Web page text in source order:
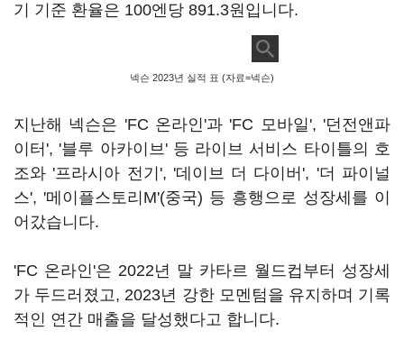
기 기준 환율은 100엔당 891.3원입니다.
넥슨 2023년 실적 표 (자료=넥슨)
지난해 넥슨은 'FC 온라인'과 'FC 모바일', '던전앤파
이터', '블루 아카이브' 등 라이브 서비스 타이틀의 호
조와 '프라시아 전기', '데이브 더 다이버', '더 파이널
스', '메이플스토리M'(중국) 등 흥행으로 성장세를 이
어갔습니다.
'FC 온라인'은 2022년 말 카타르 월드컵부터 성장세
가 두드러졌고, 2023년 강한 모멘텀을 유지하며 기록
적인 연간 매출을 달성했다고 합니다.